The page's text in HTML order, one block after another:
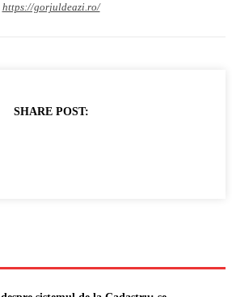
https://gorjuldeazi.ro/
SHARE POST: